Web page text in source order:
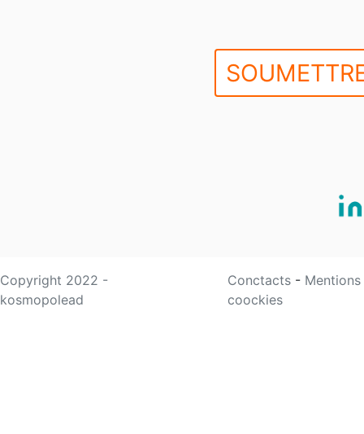
Copyright 2022 -
kosmopolead
Conctacts -
coockies